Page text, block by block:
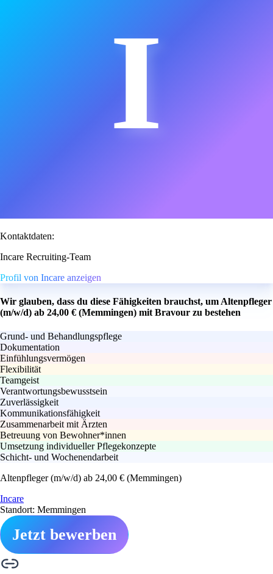
I
Kontaktdaten:
Incare Recruiting-Team
Profil von Incare anzeigen
Wir glauben, dass du diese Fähigkeiten brauchst, um Altenpfleger
(m/w/d) ab 24,00 € (Memmingen) mit Bravour zu bestehen
Grund- und Behandlungspflege
Dokumentation
Einfühlungsvermögen
Flexibilität
Teamgeist
Verantwortungsbewusstsein
Zuverlässigkeit
Kommunikationsfähigkeit
Zusammenarbeit mit Ärzten
Betreuung von Bewohner*innen
Umsetzung individueller Pflegekonzepte
Schicht- und Wochenendarbeit
Altenpfleger (m/w/d) ab 24,00 € (Memmingen)
Incare
Standort: Memmingen
Jetzt bewerben